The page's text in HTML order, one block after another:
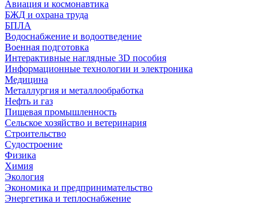
Авиация и космонавтика
БЖД и охрана труда
БПЛА
Водоснабжение и водоотведение
Военная подготовка
Интерактивные наглядные 3D пособия
Информационные технологии и электроника
Медицина
Металлургия и металлообработка
Нефть и газ
Пищевая промышленность
Сельское хозяйство и ветеринария
Строительство
Судостроение
Физика
Химия
Экология
Экономика и предпринимательство
Энергетика и теплоснабжение